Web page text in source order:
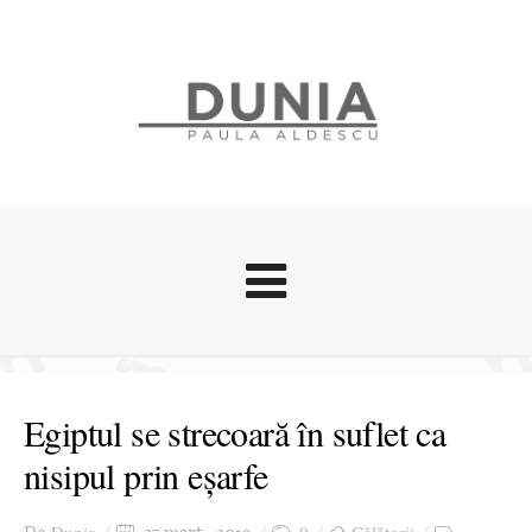
Stari afective
Zice Dunia
Călătorii
Cursuri povestite
Egiptul se strecoară în suflet ca
nisipul prin eșarfe